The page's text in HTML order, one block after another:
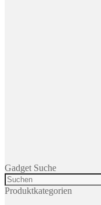
Gadget Suche
Search
for:
Produktkategorien